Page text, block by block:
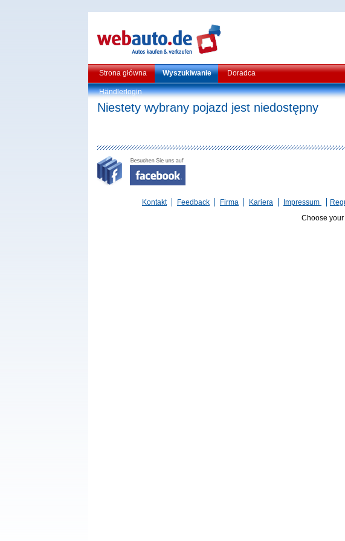
Strona główna Wyszukiwanie Doradca
Händlerlogin
Niestety wybrany pojazd jest niedostępny
Kontakt
Feedback Firma Kariera Impressum
Choose